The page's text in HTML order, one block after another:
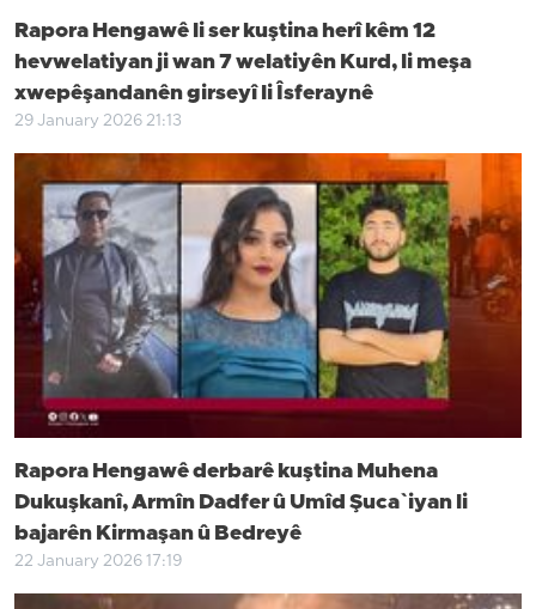
Rapora Hengawê li ser kuştina herî kêm 12
hevwelatiyan ji wan 7 welatiyên Kurd, li meşa
xwepêşandanên girseyî li Îsferaynê
29 January 2026 21:13
Rapora Hengawê derbarê kuştina Muhena
Dukuşkanî, Armîn Dadfer û Umîd Şuca`iyan li
bajarên Kirmaşan û Bedreyê
22 January 2026 17:19